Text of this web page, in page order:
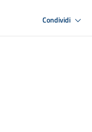
Condividi